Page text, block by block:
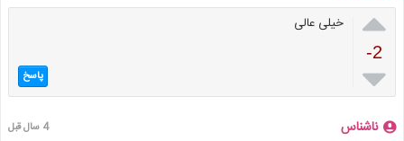

-2

خیلی عالی
پاسخ
ناشناس 4 سال قبل